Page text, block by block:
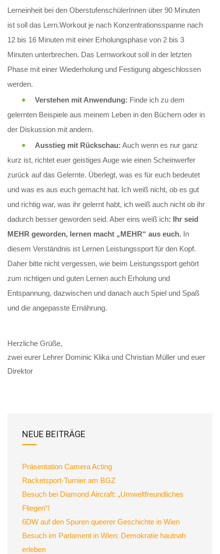
Lerneinheit bei den OberstufenschülerInnen über 90 Minuten
ist soll das Lern.Workout je nach Konzentrationsspanne nach
12 bis 16 Minuten mit einer Erholungsphase von 2 bis 3
Minuten unterbrechen. Das Lernworkout soll in der letzten
Phase mit einer Wiederholung und Festigung abgeschlossen
werden.
Verstehen mit Anwendung: Finde ich zu dem
gelernten Beispiele aus meinem Leben in den Büchern oder in
der Diskussion mit andern.
Ausstieg mit Rückschau: Auch wenn es nur ganz
kurz ist, richtet euer geistiges Auge wie einen Scheinwerfer
zurück auf das Gelernte. Überlegt, was es für euch bedeutet
und was es aus euch gemacht hat. Ich weiß nicht, ob es gut
und richtig war, was ihr gelernt habt, ich weiß auch nicht ob ihr
dadurch besser geworden seid. Aber eins weiß ich: Ihr seid
MEHR geworden, lernen macht „MEHR“ aus euch. In
diesem Verständnis ist Lernen Leistungssport für den Kopf.
Daher bitte nicht vergessen, wie beim Leistungssport gehört
zum richtigen und guten Lernen auch Erholung und
Entspannung, dazwischen und danach auch Spiel und Spaß
und die angepasste Ernährung.
Herzliche Grüße,
zwei eurer Lehrer Dominic Klika und Christian Müller und euer
Direktor
NEUE BEITRÄGE
Präsentation Camera Acting
Racketsport-Turnier am BGZ
Besuch bei Diamond Aircraft: „Umweltfreundliches
Fliegen“!
6DW auf den Spuren queerer Geschichte in Wien
Besuch im Parlament in Wien: Demokratie hautnah
erleben